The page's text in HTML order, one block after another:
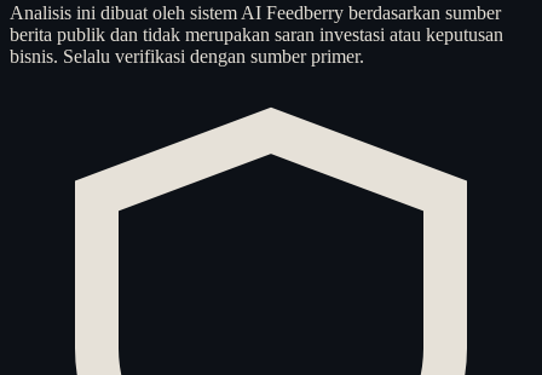
Analisis ini dibuat oleh sistem AI Feedberry berdasarkan sumber
berita publik dan tidak merupakan saran investasi atau keputusan
bisnis. Selalu verifikasi dengan sumber primer.